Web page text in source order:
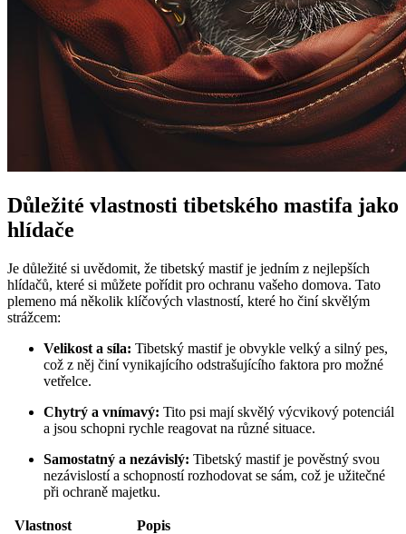
Důležité vlastnosti tibetského mastifa jako
hlídače
Je důležité si uvědomit, že tibetský mastif je jedním z nejlepších
hlídačů, které si můžete pořídit pro ochranu vašeho domova. Tato
plemeno má několik klíčových vlastností, které ho činí skvělým
strážcem:
Velikost a síla: Tibetský mastif je obvykle velký a silný pes,
což z něj činí vynikajícího odstrašujícího faktora pro možné
vetřelce.
Chytrý a vnímavý: Tito psi mají skvělý výcvikový potenciál
a jsou schopni rychle reagovat na různé situace.
Samostatný a nezávislý: Tibetský mastif je pověstný svou
nezávislostí a schopností rozhodovat se sám, což je užitečné
při ochraně majetku.
Vlastnost
Popis